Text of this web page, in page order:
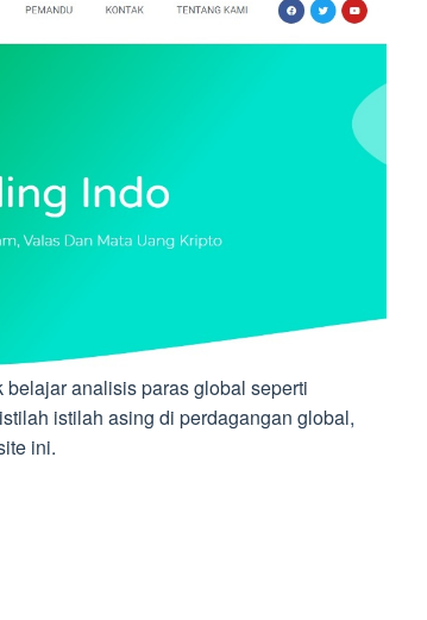
analisis paras global seperti
istilah asing di perdagangan global,
ini.